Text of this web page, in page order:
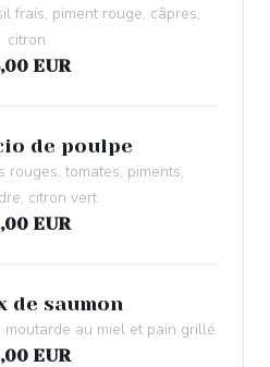
frais, piment rouge, câpres,
citron
EUR
de poulpe
rouges, tomates, piments,
citron vert
EUR
de saumon
au miel et pain grillé
EUR